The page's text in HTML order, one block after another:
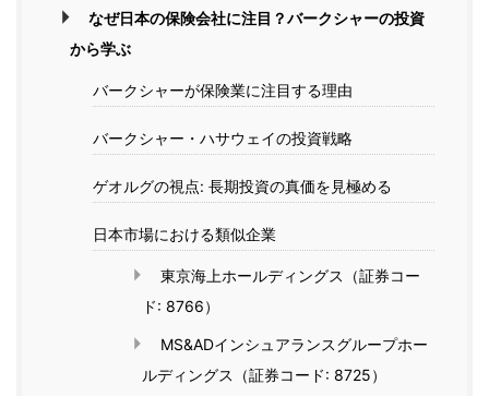
なぜ日本の保険会社に注目？バークシャーの投資
から学ぶ
バークシャーが保険業に注目する理由
バークシャー・ハサウェイの投資戦略
ゲオルグの視点: 長期投資の真価を見極める
日本市場における類似企業
東京海上ホールディングス（証券コー
ド: 8766）
MS&ADインシュアランスグループホー
ルディングス（証券コード: 8725）